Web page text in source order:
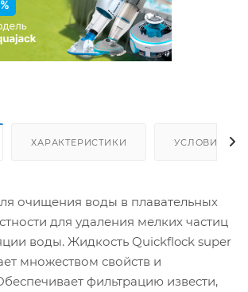
ХАРАКТЕРИСТИКИ УСЛОВИЯ
очищения воды в плавательных
для удаления мелких частиц
воды. Жидкость Quickflock super
множеством свойств и
фильтрацию извести,